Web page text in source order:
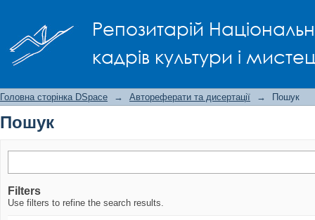
Репозитарій
кадрів культури і
Головна сторінка DSpace → Автореферати та дисертації → Пошук
Пошук
Filters
Use filters to refine the search results.